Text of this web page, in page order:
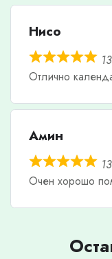
Нисо
Отлично
Амин
Очен хорошо